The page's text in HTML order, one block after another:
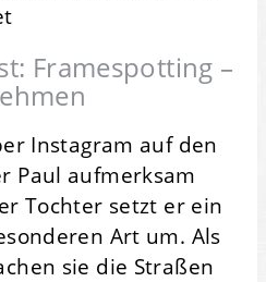
Framespotting –
Instagram auf den
Paul aufmerksam
Tochter setzt er ein
Art um. Als
sie die Straßen